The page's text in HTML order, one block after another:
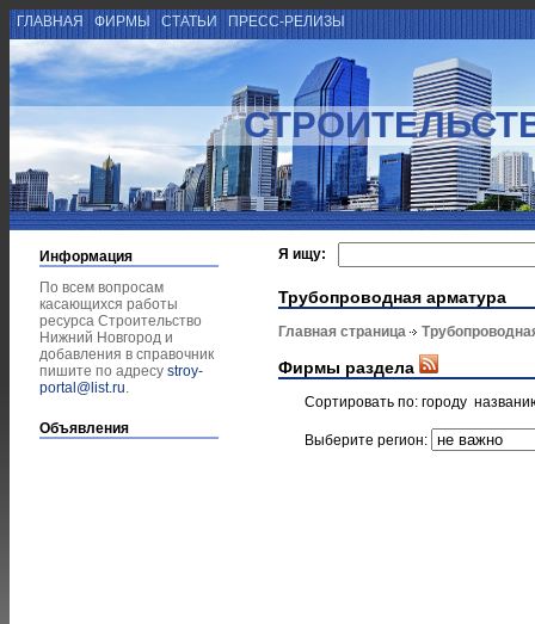
ГЛАВНАЯ ФИРМЫ СТАТЬИ ПРЕСС-РЕЛИЗЫ
Информация
По всем вопросам
касающихся работы
ресурса Строительство
Нижний Новгород и
добавления в справочник
пишите по адресу stroy-
portal@list.ru.
Объявления
Я ищу:
Трубопроводная арматура
Главная страница
Фирмы раздела
Сортировать по: городу
Выберите регион: